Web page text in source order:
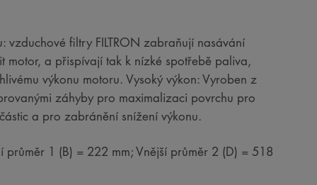
filtry FILTRON zabraňují nasávání
motor, a přispívají tak k nízké spotřebě paliva,
výkonu motoru. Vysoký výkon: Vyroben z
záhyby pro maximalizaci povrchu pro
a pro zabránění snížení výkonu.
1 (B) = 222 mm; Vnější průměr 2 (D) = 518